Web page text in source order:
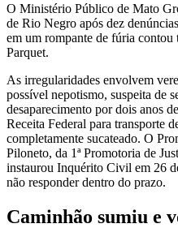
O Ministério Público de Mato
de Rio Negro após dez
em um rompante de fúria
Parquet.
As irregularidades envolvem
possível nepotismo, suspeita de
desaparecimento por dois anos
Receita Federal para transporte
completamente sucateado. O
Piloneto, da 1ª Promotoria de
instaurou Inquérito Civil em 26
não responder dentro do prazo.
Caminhão sumiu e